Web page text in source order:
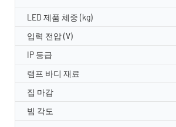
LED 제품 체중 (kg)
입력 전압 (V)
IP 등급
램프 바디 재료
집 마감
빔 각도